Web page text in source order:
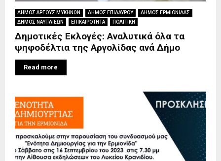
ΔΗΜΟΣ ΑΡΓΟΥΣ ΜΥΚΗΝΩΝ ΔΗΜΟΣ ΕΠΙΔΑΥΡΟΥ
ΔΗΜΟΣ ΕΡΜΙΟΝΙΔΑΣ
ΔΗΜΟΣ ΝΑΥΠΛΙΕΩΝ
ΕΠΙΚΑΙΡΟΤΗΤΑ ΠΟΛΙΤΙΚΗ
Δημοτικές Εκλογές: Αναλυτικά όλα τα
ψηφοδέλτια της Αργολίδας ανά Δήμο
Read more